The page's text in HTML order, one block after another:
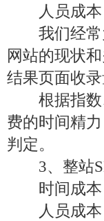
人员成本
我们经常
网站的现状
结果页面收
根据指数、
费的时间精
判定。
3、整站
时间成本
人员成本